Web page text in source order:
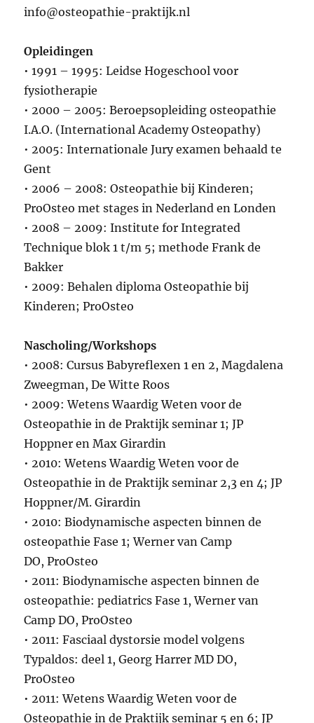
info@osteopathie-praktijk.nl
Opleidingen
• 1991 – 1995: Leidse Hogeschool voor
fysiotherapie
• 2000 – 2005: Beroepsopleiding osteopathie
I.A.O. (International Academy Osteopathy)
• 2005: Internationale Jury examen behaald te
Gent
• 2006 – 2008: Osteopathie bij Kinderen;
ProOsteo met stages in Nederland en Londen
• 2008 – 2009: Institute for Integrated
Technique blok 1 t/m 5; methode Frank de
Bakker
• 2009: Behalen diploma Osteopathie bij
Kinderen; ProOsteo
Nascholing/Workshops
• 2008: Cursus Babyreflexen 1 en 2, Magdalena
Zweegman, De Witte Roos
• 2009: Wetens Waardig Weten voor de
Osteopathie in de Praktijk seminar 1; JP
Hoppner en Max Girardin
• 2010: Wetens Waardig Weten voor de
Osteopathie in de Praktijk seminar 2,3 en 4; JP
Hoppner/M. Girardin
• 2010: Biodynamische aspecten binnen de
osteopathie Fase 1; Werner van Camp
DO, ProOsteo
• 2011: Biodynamische aspecten binnen de
osteopathie: pediatrics Fase 1, Werner van
Camp DO, ProOsteo
• 2011: Fasciaal dystorsie model volgens
Typaldos: deel 1, Georg Harrer MD DO,
ProOsteo
• 2011: Wetens Waardig Weten voor de
Osteopathie in de Praktijk seminar 5 en 6; JP